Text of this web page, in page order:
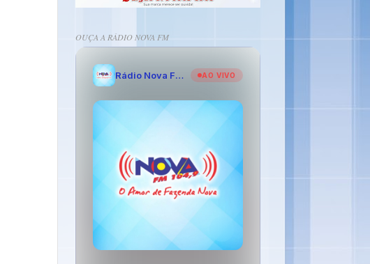
OUÇA A RÁDIO NOVA FM
Rádio Nova FM - O Amor de Fazenda Nova AO VIVO